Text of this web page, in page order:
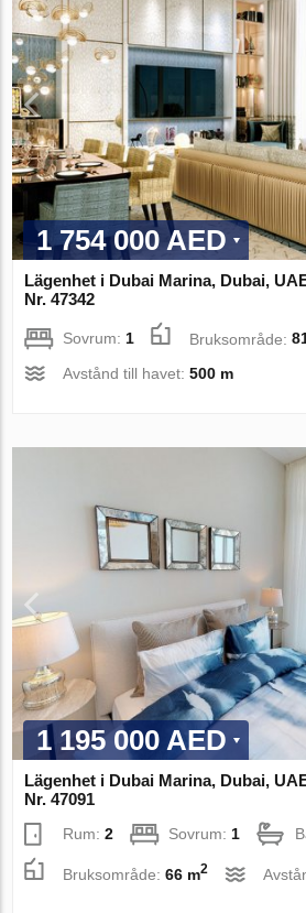
1 754 000 AED
Lägenhet i Dubai Marina, Dubai,
Nr. 47342
Sovrum:1 Bruksområde:
Avstånd till havet:500 m
1 195 000 AED
Lägenhet i Dubai Marina, Dubai,
Nr. 47091
Rum:2 Sovrum: 1
Bruksområde:66 m2